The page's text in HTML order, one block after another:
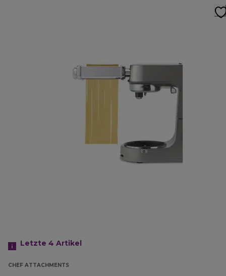
Letzte 4 Artikel
CHEF ATTACHMENTS